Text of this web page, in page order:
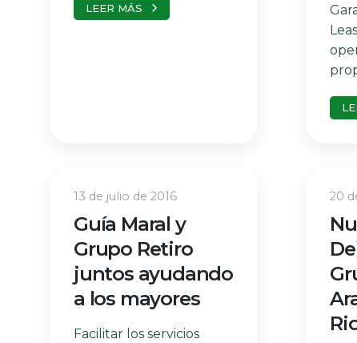
LEER MÁS
13 de julio de 2016
Guía Maral y
Grupo Retiro
juntos ayudando
a los mayores
Facilitar los servicios
20